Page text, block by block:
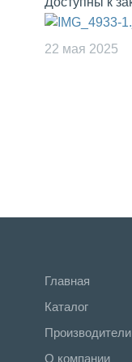
22 мая 2025
Главная
Каталог
Производители
О компании